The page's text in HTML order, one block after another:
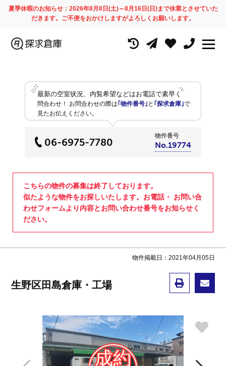
夏季休暇のお知らせ：2026年8月8日(土)～8月16日(日)まで休業とさせていた
だきます。ご不便をおかけしますがよろしくお願いします。
最新の空室状況、内覧希望などはお電話で素早く
問合わせ！ お問合わせの際は ｢物件番号｣ と ｢探求倉庫｣で
見たお伝えください。
06-6975-7780
物件番号
No.19774
こちらの物件の募集は終了しております。
似たような物件をお探しいたします。お電話・ お問い合
わせフォームより内容とお問い合わせ番号をお知らせく
ださい。
物件掲載日：2021年04月05日
生野区田島倉庫・工場